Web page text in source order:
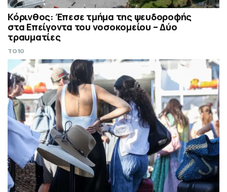
Κόρινθος: Έπεσε τμήμα της ψευδοροφής
στα Επείγοντα του νοσοκομείου – Δύο
τραυματίες
TO10